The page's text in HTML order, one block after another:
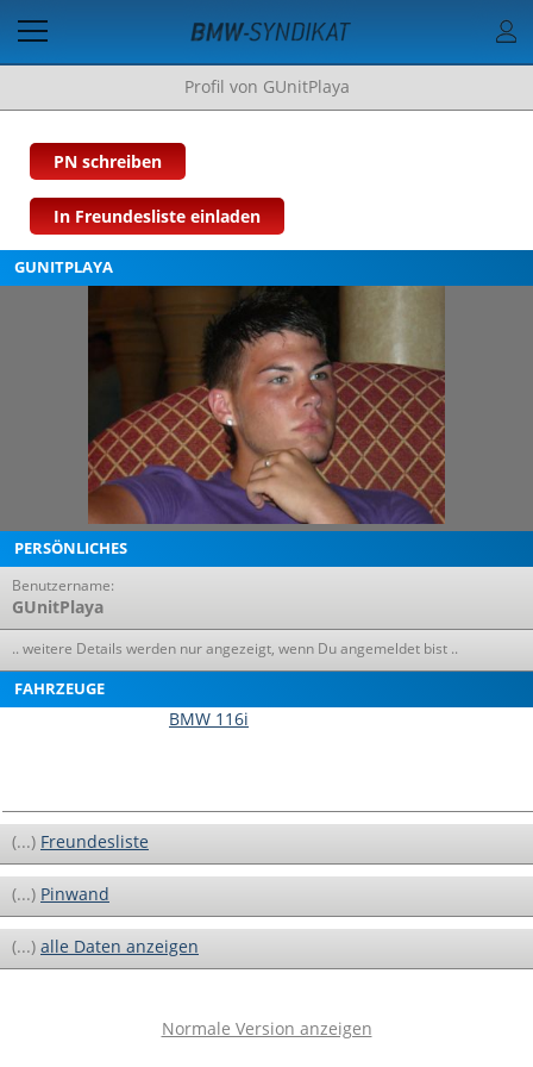
Profil von GUnitPlaya
PN schreiben
In Freundesliste einladen
GUNITPLAYA
PERSÖNLICHES
Benutzername:
GUnitPlaya
.. weitere Details werden nur angezeigt, wenn Du angemeldet bist ..
FAHRZEUGE
BMW 116i
(...) Freundesliste
(...) Pinwand
(...) alle Daten anzeigen
Normale Version anzeigen